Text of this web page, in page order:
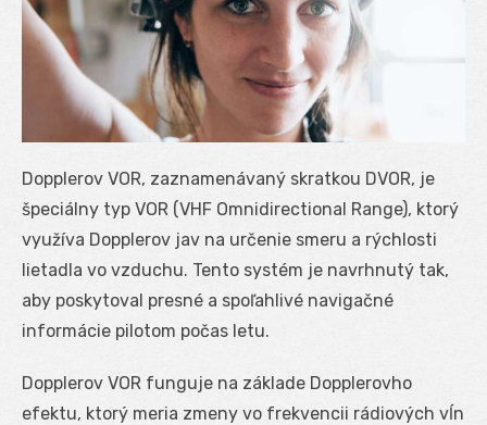
Dopplerov VOR, zaznamenávaný skratkou DVOR, je
špeciálny typ VOR (VHF Omnidirectional Range), ktorý
využíva Dopplerov jav na určenie smeru a rýchlosti
lietadla vo vzduchu. Tento systém je navrhnutý tak,
aby poskytoval presné a spoľahlivé navigačné
informácie pilotom počas letu.
Dopplerov VOR funguje na základe Dopplerovho
efektu, ktorý meria zmeny vo frekvencii rádiových vĺn